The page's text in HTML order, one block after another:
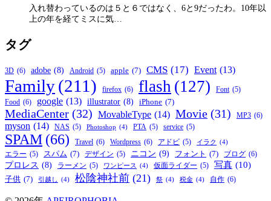
入れ替わっているのは５と６ではなく、6と9だったわ。10年以
上の年を経てミスに気…
タグ
3D (6) adobe (8) Android (5) apple (7) CMS (17) Event (13)
Family(211) firefox (6) flash (127) Font (5)
Food (6) google (13) illustrator (8) iPhone (7)
MediaCenter (32) MovableType (14) Movie (31) MP3 (6)
myson (14) NAS (5) Photoshop (4) PTA (5) service (5)
SPAM (66) Travel (6) Wordpress (6) アドビ (5) イラク (4)
エラー (5) スパム (7) デザイン (5) ニコン (9) フォント (7) ブログ (6)
プロレス (8) ラーメン (5) ワンピース (4) 仮面ライダー (5) 写真 (10)
子供 (7) 引越し (4) 松陰神社前 (21) 祭 (4) 税金 (4) 自作 (6)